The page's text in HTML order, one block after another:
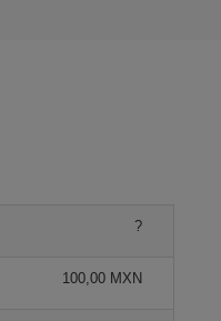
?
100,00 MXN